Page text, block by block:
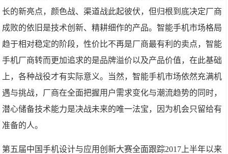
长的新亮点，颜色战、渠道战此起彼伏，但归根到底决定厂商
成败的依旧是技术创新、精耕细作的产品。智能手机市场格局
趋于相对稳定的阶段，性价比不再是厂商最有利的卖点，智能
手机厂商转而更加追求的是品牌溢价以及产品价值，在此基础
上，各种战役才有实际意义。当然，智能手机市场依然充满机
遇与挑战，厂商在全面把握用户需求变化与潮流趋势的同时，
潜心储备技术能力是决战未来的唯一法宝，因为机会只留给有
准备的人。
第五届中国手机设计与应用创新大赛全面跟踪2017上半年以来